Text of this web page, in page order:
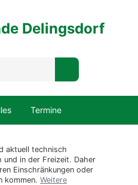
Delingsdorf
Termine
aktuell technisch
und in der Freizeit. Daher
Einschränkungen oder
kommen. Weitere